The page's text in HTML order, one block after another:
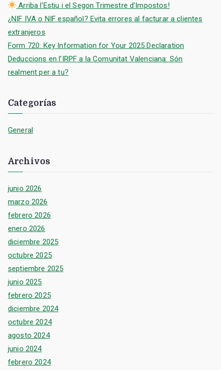
Arriba l’Estiu i el Segon Trimestre d’Impostos!
¿NIF IVA o NIF español? Evita errores al facturar a clientes
extranjeros
Form 720: Key Information for Your 2025 Declaration
Deduccions en l’IRPF a la Comunitat Valenciana: Són
realment per a tu?
Categorías
General
Archivos
junio 2026
marzo 2026
febrero 2026
enero 2026
diciembre 2025
octubre 2025
septiembre 2025
junio 2025
febrero 2025
diciembre 2024
octubre 2024
agosto 2024
junio 2024
febrero 2024